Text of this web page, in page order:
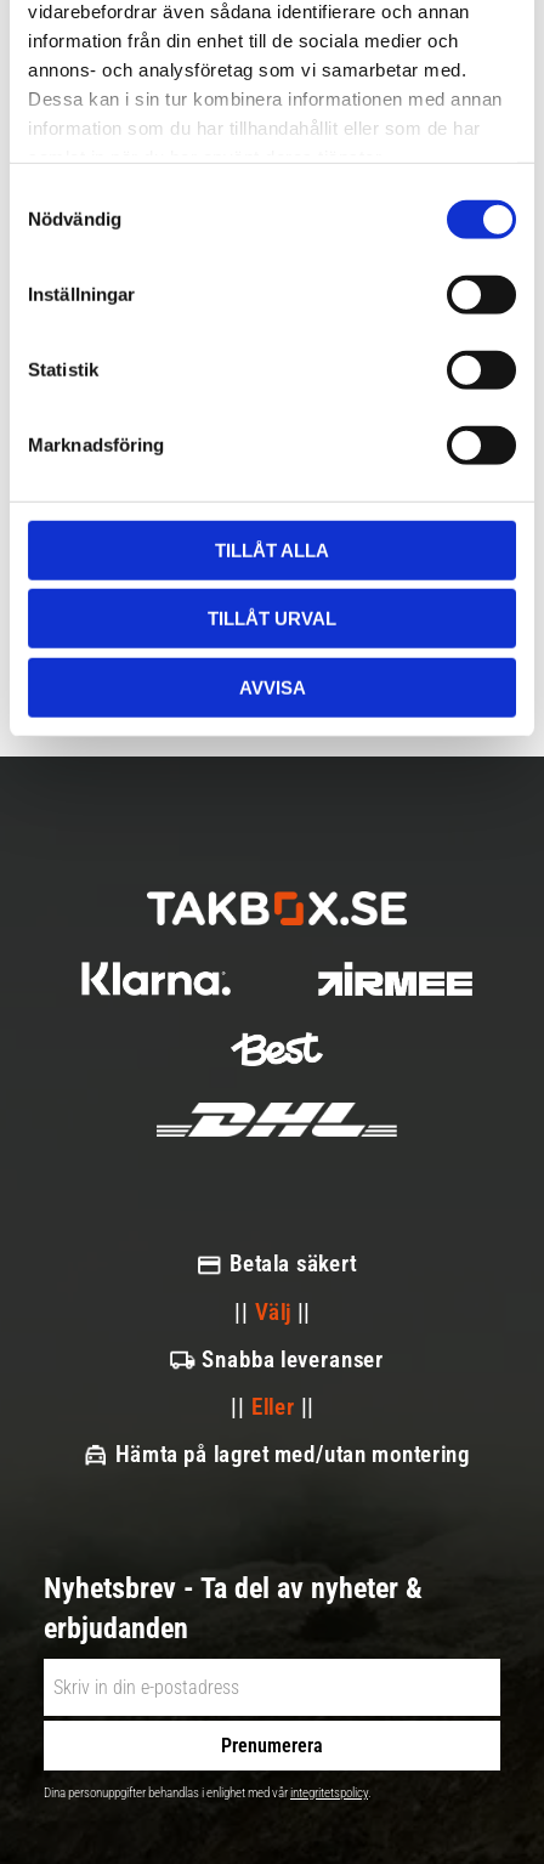
vidarebefordrar även sådana identifierare och annan
information från din enhet till de sociala medier och
annons- och analysföretag som vi samarbetar med.
Dessa kan i sin tur kombinera informationen med annan
information som du har tillhandahållit eller som de har
Nödvändig
Inställningar
Statistik
Marknadsföring
TILLÅT ALLA
TILLÅT URVAL
AVVISA
Lättmonterad
takräcken, för fordon utan
befintliga fästpunkter för
fabriksmonterade räcken.
1 795 kr
kr
Lättmonterad
Edge-takräcken, för
fordon utan befintliga
eller fabriksmonterade
räcken.
2 525kr
2 635
Betala säkert
|| Välj ||
Snabba leveranser
|| Eller ||
Hämta på lagret med/utan montering
Nyhetsbrev - Ta del av nyheter &
erbjudanden
Prenumerera
Dina personuppgifter behandlas i enlighet med vårintegritetspolicy.